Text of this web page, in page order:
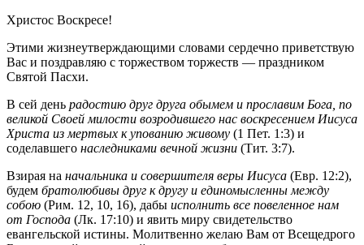
Христос Воскресе!
Этими жизнеутверждающими словами сердечно приветствую
Вас и поздравляю с торжеством торжеств — праздником
Святой Пасхи.
В сей день радостию друг друга обымем и прославим Бога, по
великой Своей милости возродившего нас воскресением Иисуса
Христа из мертвых к упованию живому (1 Пет. 1:3) и
соделавшего наследниками вечной жизни (Тит. 3:7).
Взирая на начальника и совершителя веры Иисуса (Евр. 12:2),
будем братолюбивы друг к другу и единомысленны между
собою (Рим. 12, 10, 16), дабы исполнить все повеленное нам
от Господа (Лк. 17:10) и явить миру свидетельство
евангельской истины. Молитвенно желаю Вам от Всещедрого